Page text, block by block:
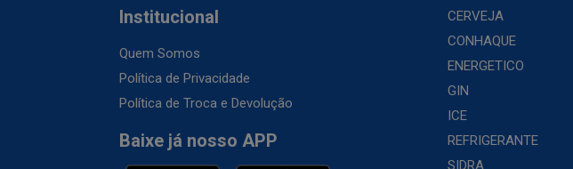
Institucional
Quem Somos
Política de Privacidade
Política de Troca e Devolução
Baixe já nosso APP
CERVEJA
CONHAQUE
ENERGETICO
GIN
ICE
REFRIGERANTE
SIDRA